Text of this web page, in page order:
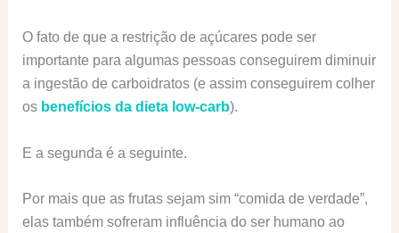
O fato de que a restrição de açúcares pode ser
importante para algumas pessoas conseguirem diminuir
a ingestão de carboidratos (e assim conseguirem colher
os benefícios da dieta low-carb).
E a segunda é a seguinte.
Por mais que as frutas sejam sim “comida de verdade”,
elas também sofreram influência do ser humano ao